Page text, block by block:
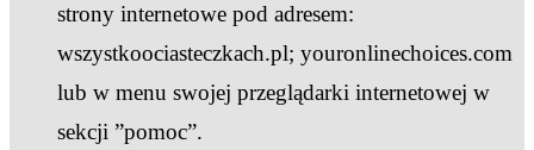
strony internetowe pod adresem:
wszystkoociasteczkach.pl; youronlinechoices.com
lub w menu swojej przeglądarki internetowej w
sekcji ”pomoc”.